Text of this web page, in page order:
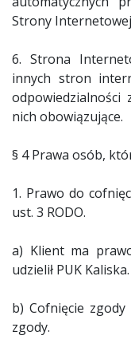
Strony
6. Strona
innych stron
odpowiedzialności
nich obowiązujące.
§ 4 Prawa osób,
1. Prawo do
ust. 3 RODO.
a) Klient ma
udzielił PUK Kaliska.
b) Cofnięcie
zgody.